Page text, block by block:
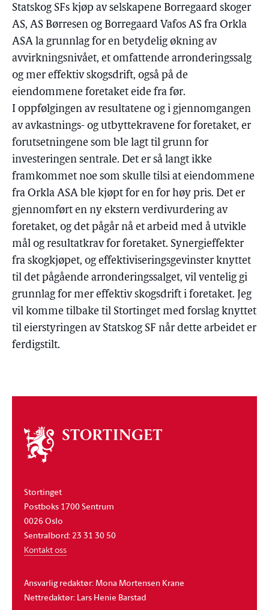
Statskog SFs kjøp av selskapene Borregaard skoger
AS, AS Børresen og Borregaard Vafos AS fra Orkla
ASA la grunnlag for en betydelig økning av
avvirkningsnivået, et omfattende arronderingssalg
og mer effektiv skogsdrift, også på de
eiendommene foretaket eide fra før.
I oppfølgingen av resultatene og i gjennomgangen
av avkastnings- og utbyttekravene for foretaket, er
forutsetningene som ble lagt til grunn for
investeringen sentrale. Det er så langt ikke
framkommet noe som skulle tilsi at eiendommene
fra Orkla ASA ble kjøpt for en for høy pris. Det er
gjennomført en ny ekstern verdivurdering av
foretaket, og det pågår nå et arbeid med å utvikle
mål og resultatkrav for foretaket. Synergieffekter
fra skogkjøpet, og effektiviseringsgevinster knyttet
til det pågående arronderingssalget, vil ventelig gi
grunnlag for mer effektiv skogsdrift i foretaket. Jeg
vil komme tilbake til Stortinget med forslag knyttet
til eierstyringen av Statskog SF når dette arbeidet er
ferdigstilt.
Om
stortinget
Stortinget
Postboks 1700 Sentrum
0026 Oslo
Sentralbord: 23 31 30 50
Kontakt oss
Ansvarlig redaktør: Mona Mortensen Krane
Nettredaktør: Lars Henie Barstad